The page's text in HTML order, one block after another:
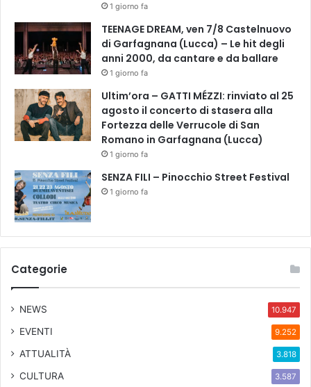
1 giorno fa
TEENAGE DREAM, ven 7/8 Castelnuovo
di Garfagnana (Lucca) – Le hit degli
anni 2000, da cantare e da ballare
1 giorno fa
Ultim’ora – GATTI MÉZZI: rinviato al 25
agosto il concerto di stasera alla
Fortezza delle Verrucole di San
Romano in Garfagnana (Lucca)
1 giorno fa
SENZA FILI – Pinocchio Street Festival
1 giorno fa
Categorie
NEWS 10.947
EVENTI 9.252
ATTUALITÀ 3.818
CULTURA 3.587